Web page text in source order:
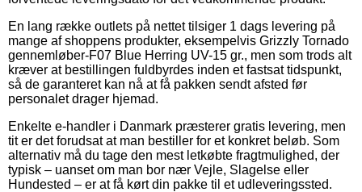
En lang række outlets på nettet tilsiger 1 dags levering på
mange af shoppens produkter, eksempelvis Grizzly Tornado
gennemløber-F07 Blue Herring UV-15 gr., men som trods alt
kræver at bestillingen fuldbyrdes inden et fastsat tidspunkt,
så de garanteret kan nå at få pakken sendt afsted før
personalet drager hjemad.
Enkelte e-handler i Danmark præsterer gratis levering, men
tit er det forudsat at man bestiller for et konkret beløb. Som
alternativ må du tage den mest letkøbte fragtmulighed, der
typisk – uanset om man bor nær Vejle, Slagelse eller
Hundested – er at få kørt din pakke til et udleveringssted.